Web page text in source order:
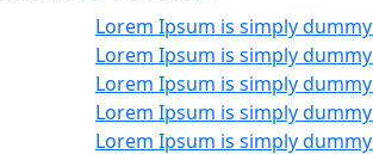
Lorem Ipsum is simply dummy
Lorem Ipsum is simply dummy
Lorem Ipsum is simply dummy
Lorem Ipsum is simply dummy
Lorem Ipsum is simply dummy